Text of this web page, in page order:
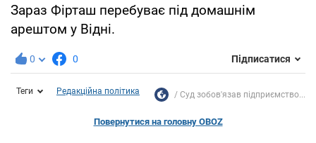
Зараз Фірташ перебуває під домашнім
арештом у Відні.
0 0 Підписатися
Теги Редакційна політика Суд зобов'язав підприємство...
Повернутися на головну OBOZ